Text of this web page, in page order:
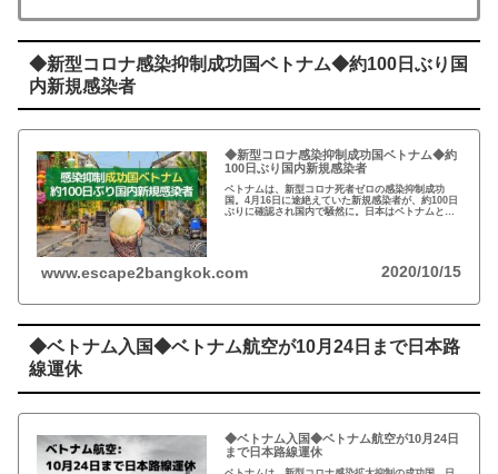
◆新型コロナ感染抑制成功国ベトナム◆約100日ぶり国
内新規感染者
◆新型コロナ感染抑制成功国ベトナム◆約
100日ぶり国内新規感染者
ベトナムは、新型コロナ死者ゼロの感染抑制成功
国。4月16日に途絶えていた新規感染者が、約100日
ぶりに確認され国内で騒然に。日本はベトナムとの
www.escape2bangkok.com 2020/10/15
◆ベトナム入国◆ベトナム航空が10月24日まで日本路
線運休
◆ベトナム入国◆ベトナム航空が10月24日
まで日本路線運休